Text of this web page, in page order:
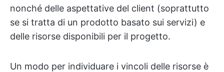
nonché delle aspettative del client (soprattutto
se si tratta di un prodotto basato sui servizi) e
delle risorse disponibili per il progetto.
Un modo per individuare i vincoli delle risorse è